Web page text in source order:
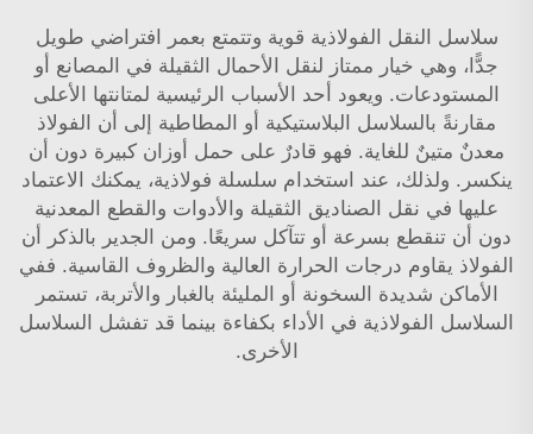
سلاسل النقل الفولاذية قوية وتتمتع بعمر افتراضي طويل
جدًّا، وهي خيار ممتاز لنقل الأحمال الثقيلة في المصانع أو
المستودعات. ويعود أحد الأسباب الرئيسية لمتانتها الأعلى
مقارنةً بالسلاسل البلاستيكية أو المطاطية إلى أن الفولاذ
معدنٌ متينٌ للغاية. فهو قادرٌ على حمل أوزان كبيرة دون أن
ينكسر. ولذلك، عند استخدام سلسلة فولاذية، يمكنك الاعتماد
عليها في نقل الصناديق الثقيلة والأدوات والقطع المعدنية
دون أن تنقطع بسرعة أو تتآكل سريعًا. ومن الجدير بالذكر أن
الفولاذ يقاوم درجات الحرارة العالية والظروف القاسية. ففي
الأماكن شديدة السخونة أو المليئة بالغبار والأتربة، تستمر
السلاسل الفولاذية في الأداء بكفاءة بينما قد تفشل السلاسل
الأخرى.